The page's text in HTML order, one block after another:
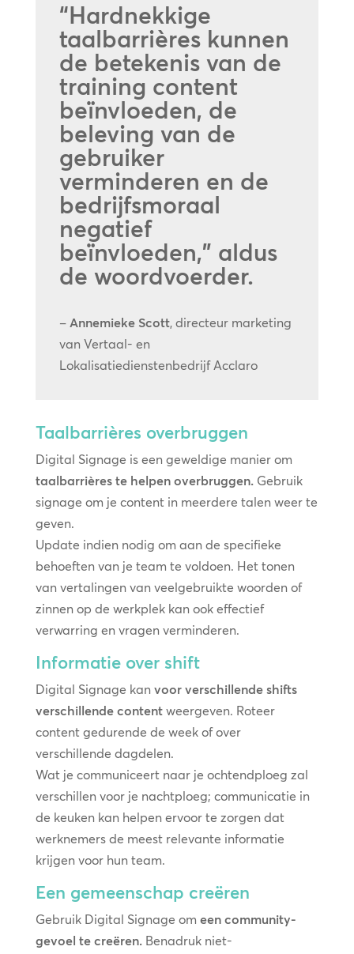
“Hardnekkige
taalbarrières kunnen
de betekenis van de
training content
beïnvloeden, de
beleving van de
gebruiker
verminderen en de
bedrijfsmoraal
negatief
beïnvloeden,” aldus
de woordvoerder.
– Annemieke Scott, directeur marketing
van Vertaal- en
Lokalisatiedienstenbedrijf Acclaro
Taalbarrières overbruggen
Digital Signage is een geweldige manier om
taalbarrières te helpen overbruggen.Gebruik
signage om je content in meerdere talen weer te
geven.
Update indien nodig om aan de specifieke
behoeften van je team te voldoen. Het tonen
van vertalingen van veelgebruikte woorden of
zinnen op de werkplek kan ook effectief
verwarring en vragen verminderen.
Informatie over shift
Digital Signage kan voor verschillende shifts
verschillende contentweergeven. Roteer
content gedurende de week of over
verschillende dagdelen.
Wat je communiceert naar je ochtendploeg zal
verschillen voor je nachtploeg; communicatie in
de keuken kan helpen ervoor te zorgen dat
werknemers de meest relevante informatie
krijgen voor hun team.
Een gemeenschap creëren
Gebruik Digital Signage om een community-
gevoel te creëren.Benadruk niet-